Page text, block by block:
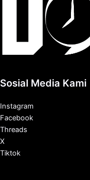
Sosial Media Kami
Instagram
Facebook
Threads
X
Tiktok